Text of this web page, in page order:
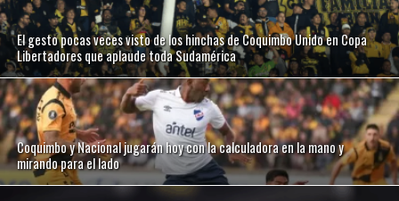
El gesto pocas veces visto de los hinchas de Coquimbo Unido en Copa
Libertadores que aplaude toda Sudamérica
Coquimbo y Nacional jugarán hoy con la calculadora en la mano y
mirando para el lado